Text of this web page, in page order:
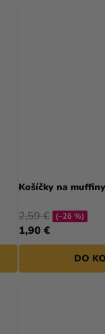
Košíčky na
1,90 €
2,59 € (–26 %)
DO